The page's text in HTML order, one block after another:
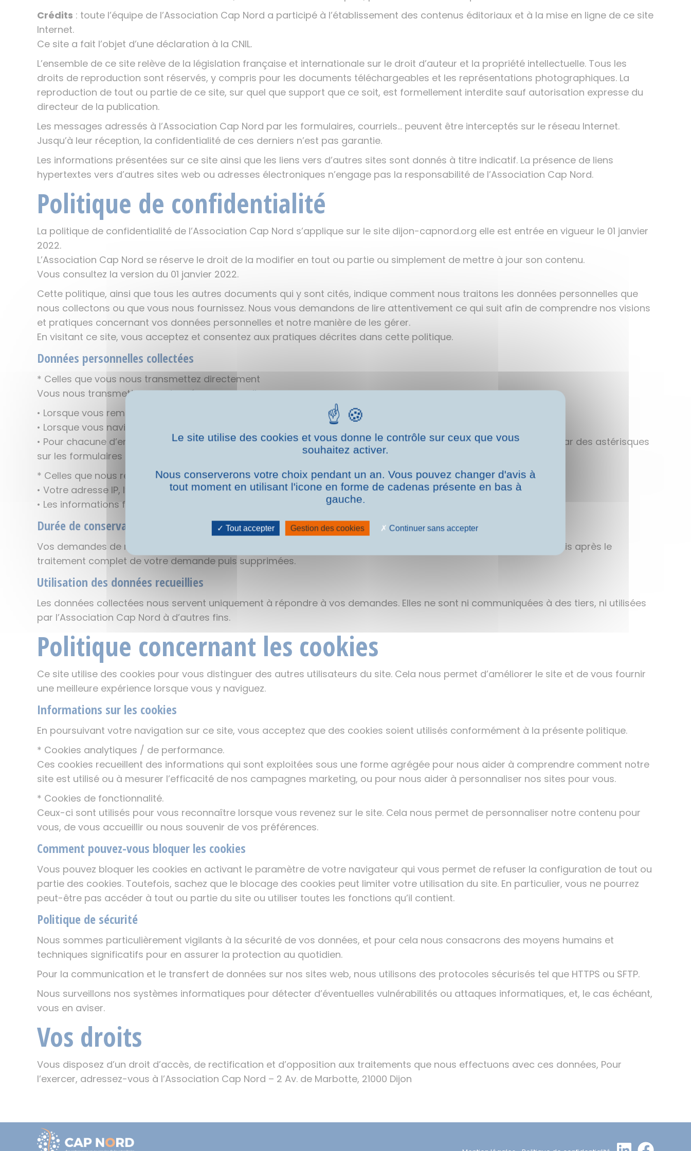
Crédits : toute l’équipe de l’Association Cap Nord a participé à l’établissement des contenus éditoriaux et à la mise en ligne de ce site
Internet.
Ce site a fait l’objet d’une déclaration à la CNIL.
L’ensemble de ce site relève de la législation française et internationale sur le droit d’auteur et la propriété intellectuelle. Tous les
droits de reproduction sont réservés, y compris pour les documents téléchargeables et les représentations photographiques. La
reproduction de tout ou partie de ce site, sur quel que support que ce soit, est formellement interdite sauf autorisation expresse du
directeur de la publication.
Les messages adressés à l’Association Cap Nord par les formulaires, courriels… peuvent être interceptés sur le réseau Internet.
Jusqu’à leur réception, la confidentialité de ces derniers n’est pas garantie.
Les informations présentées sur ce site ainsi que les liens vers d’autres sites sont donnés à titre indicatif. La présence de liens
hypertextes vers d’autres sites web ou adresses électroniques n’engage pas la responsabilité de l’Association Cap Nord.
Politique de confidentialité
La politique de confidentialité de l’Association Cap Nord s’applique sur le site dijon-capnord.org elle est entrée en vigueur le 01 janvier
2022.
L’Association Cap Nord se réserve le droit de la modifier en tout ou partie ou simplement de mettre à jour son contenu.
Vous consultez la version du 01 janvier 2022.
Cette politique, ainsi que tous les autres documents qui y sont cités, indique comment nous traitons les données personnelles que
nous collectons ou que vous nous fournissez. Nous vous demandons de lire attentivement ce qui suit afin de comprendre nos visions
et pratiques concernant vos données personnelles et notre manière de les gérer.
En visitant ce site, vous acceptez et consentez aux pratiques décrites dans cette politique.
Données personnelles collectées
* Celles que vous nous transmettez directement
Vous nous transmettez vos données personnelles :
• Lorsque vous remplissez des formulaires sur le site;
• Lorsque vous naviguez sur le site (pages consultées, durée de consultation des pages)
• Pour chacune d’entre elles, vous êtes informés des données qui sont nécessaires et celles qui sont facultatives par des astérisques
sur les formulaires de saisie.
* Celles que nous recueillons automatiquement
• Votre adresse IP, l’opérateur télécom et la localisation macroscopique de l’adresse IP
• Les informations fournies par le navigateur sur le système d’exploitation et le navigateur utilisé
Durée de conservation
Vos demandes de renseignement et les informations transmises sont enregistrées puis conservées pendant 3 mois après le
traitement complet de votre demande puis supprimées.
Utilisation des données recueillies
Les données collectées nous servent uniquement à répondre à vos demandes. Elles ne sont ni communiquées à des tiers, ni utilisées
par l’Association Cap Nord à d’autres fins.
Politique concernant les cookies
Ce site utilise des cookies pour vous distinguer des autres utilisateurs du site. Cela nous permet d’améliorer le site et de vous fournir
une meilleure expérience lorsque vous y naviguez.
Informations sur les cookies
En poursuivant votre navigation sur ce site, vous acceptez que des cookies soient utilisés conformément à la présente politique.
* Cookies analytiques / de performance.
Ces cookies recueillent des informations qui sont exploitées sous une forme agrégée pour nous aider à comprendre comment notre
site est utilisé ou à mesurer l’efficacité de nos campagnes marketing, ou pour nous aider à personnaliser nos sites pour vous.
* Cookies de fonctionnalité.
Ceux-ci sont utilisés pour vous reconnaître lorsque vous revenez sur le site. Cela nous permet de personnaliser notre contenu pour
vous, de vous accueillir ou nous souvenir de vos préférences.
Comment pouvez-vous bloquer les cookies
Vous pouvez bloquer les cookies en activant le paramètre de votre navigateur qui vous permet de refuser la configuration de tout ou
partie des cookies. Toutefois, sachez que le blocage des cookies peut limiter votre utilisation du site. En particulier, vous ne pourrez
peut-être pas accéder à tout ou partie du site ou utiliser toutes les fonctions qu’il contient.
Politique de sécurité
Nous sommes particulièrement vigilants à la sécurité de vos données, et pour cela nous consacrons des moyens humains et
techniques significatifs pour en assurer la protection au quotidien.
Pour la communication et le transfert de données sur nos sites web, nous utilisons des protocoles sécurisés tel que HTTPS ou SFTP.
Nous surveillons nos systèmes informatiques pour détecter d’éventuelles vulnérabilités ou attaques informatiques, et, le cas échéant,
vous en aviser.
Vos droits
Vous disposez d’un droit d’accès, de rectification et d’opposition aux traitements que nous effectuons avec ces données, Pour
l’exercer, adressez-vous à l’Association Cap Nord – 2 Av. de Marbotte, 21000 Dijon
Le site utilise des cookies et vous donne le contrôle sur ceux que vous
souhaitez activer.
Nous conserverons votre choix pendant un an. Vous pouvez changer d'avis à
tout moment en utilisant l'icone en forme de cadenas présente en bas à
gauche.
Tout accepter Gestion des cookies Continuer sans accepter